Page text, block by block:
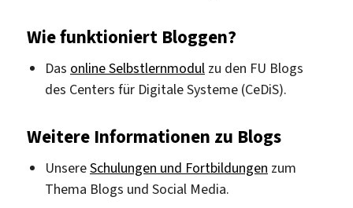
Wie funktioniert Bloggen?
Das online Selbstlernmodulzu den FU Blogs
des Centers für Digitale Systeme (CeDiS).
Weitere Informationen zu Blogs
UnsereSchulungen und Fortbildungen zum
Thema Blogs und Social Media.